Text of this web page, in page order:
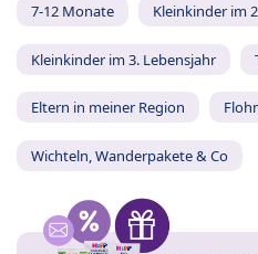
7-12 Monate Kleinkinder im
Kleinkinder im 3. Lebensjahr
Eltern in meiner Region
Wichteln, Wanderpakete & Co